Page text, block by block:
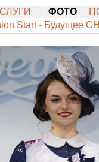
ФОТО
Start - Будущее